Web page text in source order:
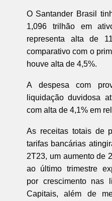
O Santander Brasil
1,096 trilhão em
representa alta de
comparativo com o
houve alta de 4,5%.
A despesa com
liquidação duvidosa
com alta de 4,1% em
As receitas totais de
tarifas bancárias
2T23, um aumento de
ao último trimestre
por crescimento nas
Capitais, além de